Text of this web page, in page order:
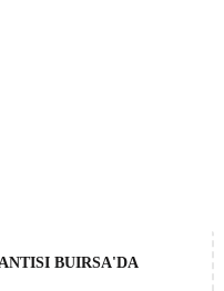
BUIRSA'DA